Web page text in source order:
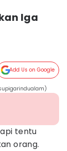
Iga
Add Us on Google
tentu
orang.